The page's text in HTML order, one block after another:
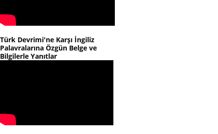
Türk Devrimi'ne Karşı İngiliz
Palavralarına Özgün Belge ve
Bilgilerle Yanıtlar